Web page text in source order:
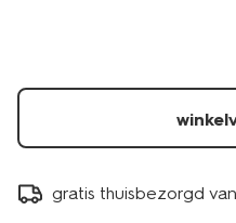
gratis thuisbezorgd